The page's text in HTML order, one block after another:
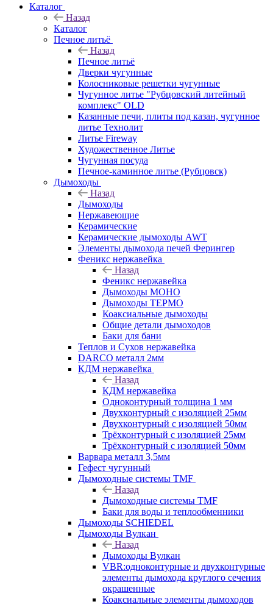
Каталог
Назад
Каталог
Печное литьё
Назад
Печное литьё
Дверки чугунные
Колосниковые решетки чугунные
Чугунное литье "Рубцовский литейный
комплекс" OLD
Казанные печи, плиты под казан, чугунное
литье Технолит
Литье Fireway
Художественное Литье
Чугунная посуда
Печное-каминное литье (Рубцовск)
Дымоходы
Назад
Дымоходы
Нержавеющие
Керамические
Керамические дымоходы AWT
Элементы дымохода печей Ферингер
Феникс нержавейка
Назад
Феникс нержавейка
Дымоходы МОНО
Дымоходы ТЕРМО
Коаксиальные дымоходы
Общие детали дымоходов
Баки для бани
Теплов и Сухов нержавейка
DARCO металл 2мм
КДМ нержавейка
Назад
КДМ нержавейка
Одноконтурный толщина 1 мм
Двухконтурный с изоляцией 25мм
Двухконтурный с изоляцией 50мм
Трёхконтурный с изоляцией 25мм
Трёхконтурный с изоляцией 50мм
Варвара металл 3,5мм
Гефест чугунный
Дымоходные системы TMF
Назад
Дымоходные системы TMF
Баки для воды и теплообменники
Дымоходы SCHIEDEL
Дымоходы Вулкан
Назад
Дымоходы Вулкан
VBR:одноконтурные и двухконтурные
элементы дымохода круглого сечения
окрашенные
Коаксиальные элементы дымоходов